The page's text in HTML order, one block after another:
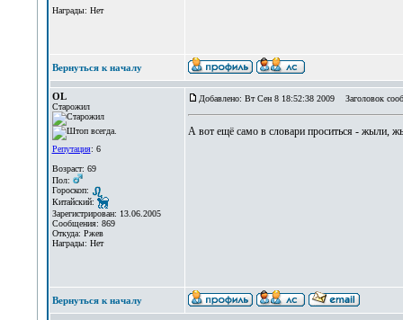
Награды: Нет
Вернуться к началу
OL
Старожил
Репутация: 6
Возраст: 69
Пол:
Гороскоп:
Китайский:
Зарегистрирован: 13.06.2005
Сообщения: 869
Откуда: Ржев
Награды: Нет
Добавлено: Вт Сен 8 18:52:38 2009 Заголовок
А вот ещё само в словари проситься - жыли,
Вернуться к началу